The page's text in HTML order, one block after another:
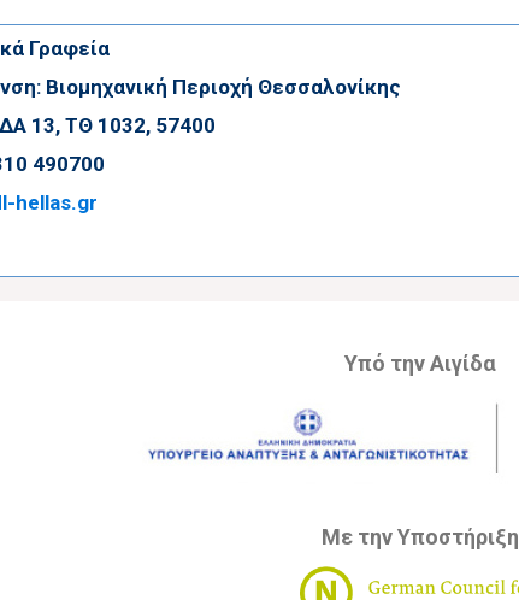
Γραφεία
Βιομηχανική Περιοχή Θεσσαλονίκης
13, ΤΘ 1032, 57400
490700
hellas.gr
Υπό την Αιγίδα
Με την Υποστήριξη